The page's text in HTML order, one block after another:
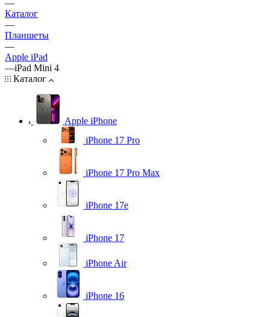
—
Каталог
—
Планшеты
—
Apple iPad
—iPad Mini 4
Каталог
Apple iPhone
iPhone 17 Pro
iPhone 17 Pro Max
iPhone 17e
iPhone 17
iPhone Air
iPhone 16